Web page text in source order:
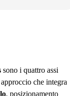
sono i quattro assi
che integra
, posizionamento